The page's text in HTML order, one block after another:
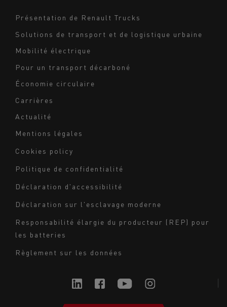
Navigation
Présentation de Renault Trucks
Solutions de transport et de logistique urbaine
Mobilité électrique
Pour un transport décarboné
Économie circulaire
Carrières
Actualité
bas
de
page
-
Milieu
Mentions légales
Cookies policy
Politique de confidentialité
Déclaration d'accessibilité
Déclaration sur l'esclavage moderne
Responsabilité élargie du producteur (REP) pour
les batteries
Règlement sur les données